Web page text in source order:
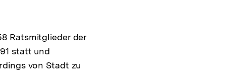
Ratsmitglieder der
statt und
von Stadt zu